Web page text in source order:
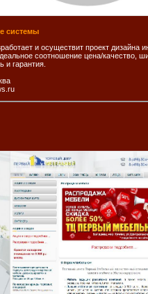
системы
и осуществит проект дизайна
соотношение цена/качество,
и гарантия.